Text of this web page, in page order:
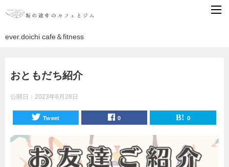
ever.doichi cafe＆fitness
おともだち紹介
公開日： 2023年6月28日
Tweet 0 0